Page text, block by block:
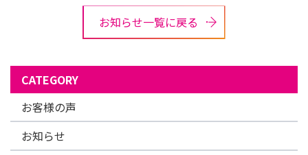
お知らせ一覧に戻る
CATEGORY
お客様の声
お知らせ